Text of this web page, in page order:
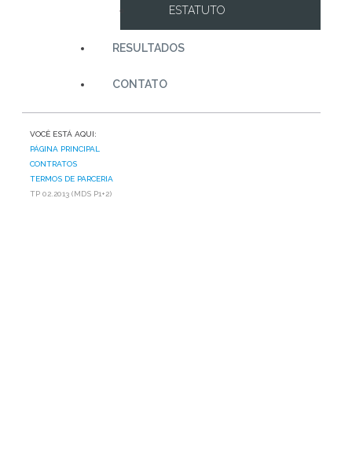
ESTATUTO
RESULTADOS
CONTATO
VOCÊ ESTÁ AQUI:
PÁGINA PRINCIPAL
CONTRATOS
TERMOS DE PARCERIA
TP 02.2013 (MDS P1+2)